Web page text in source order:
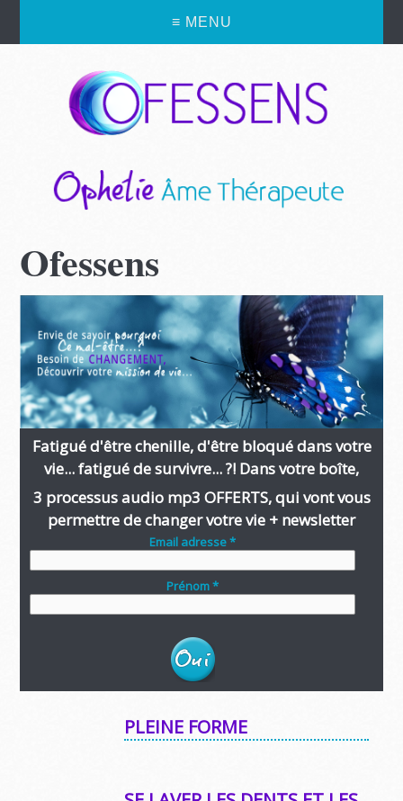
≡ MENU
Ofessens
Fatigué d'être chenille, d'être bloqué dans votre
vie... fatigué de survivre... ?! Dans votre boîte,
3 processus audio mp3 OFFERTS, qui vont vous
permettre de changer votre vie + newsletter
Email adresse *
Prénom *
PLEINE FORME